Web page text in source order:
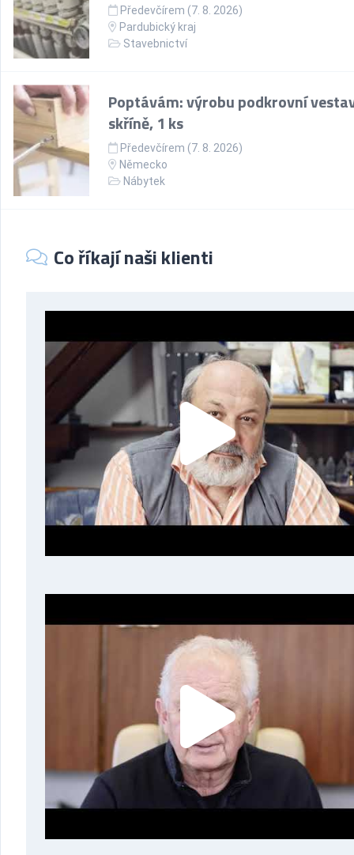
Předevčírem (7. 8. 2026)
Pardubický kraj
Stavebnictví
Poptávám: výrobu podkrovní
skříně, 1 ks
Předevčírem (7. 8. 2026)
Německo
Nábytek
Co říkají naši klienti